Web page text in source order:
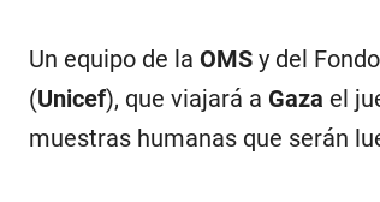
Un equipo de la OMS y del
(Unicef), que viajará a Gaza el
muestras humanas que serán